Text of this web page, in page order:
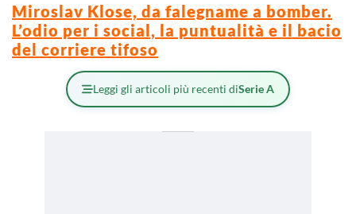
Miroslav Klose, da falegname a bomber.
L’odio per i social, la puntualità e il bacio
del corriere tifoso
Leggi gli articoli più recenti diSerie A